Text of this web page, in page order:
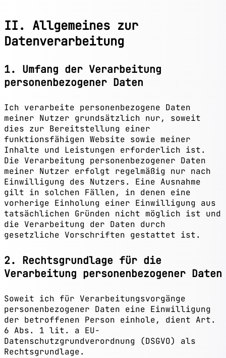
II. Allgemeines zur
Datenverarbeitung
1. Umfang der Verarbeitung
personenbezogener Daten
Ich verarbeite personenbezogene Daten
meiner Nutzer grundsätzlich nur, soweit
dies zur Bereitstellung einer
funktionsfähigen Website sowie meiner
Inhalte und Leistungen erforderlich ist.
Die Verarbeitung personenbezogener Daten
meiner Nutzer erfolgt regelmäßig nur nach
Einwilligung des Nutzers. Eine Ausnahme
gilt in solchen Fällen, in denen eine
vorherige Einholung einer Einwilligung aus
tatsächlichen Gründen nicht möglich ist und
die Verarbeitung der Daten durch
gesetzliche Vorschriften gestattet ist.
2. Rechtsgrundlage für die
Verarbeitung personenbezogener Daten
Soweit ich für Verarbeitungsvorgänge
personenbezogener Daten eine Einwilligung
der betroffenen Person einhole, dient Art.
6 Abs. 1 lit. a EU-
Datenschutzgrundverordnung (DSGVO) als
Rechtsgrundlage.